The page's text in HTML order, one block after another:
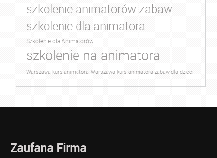
szkolenie animatorów zabaw
szkolenie dla animatora
Szkolenie dla Animatorów
szkolenie na animatora
Warszawa kurs animatora Warszawa kurs animatora zabaw dla dzieci
Zaufana Firma